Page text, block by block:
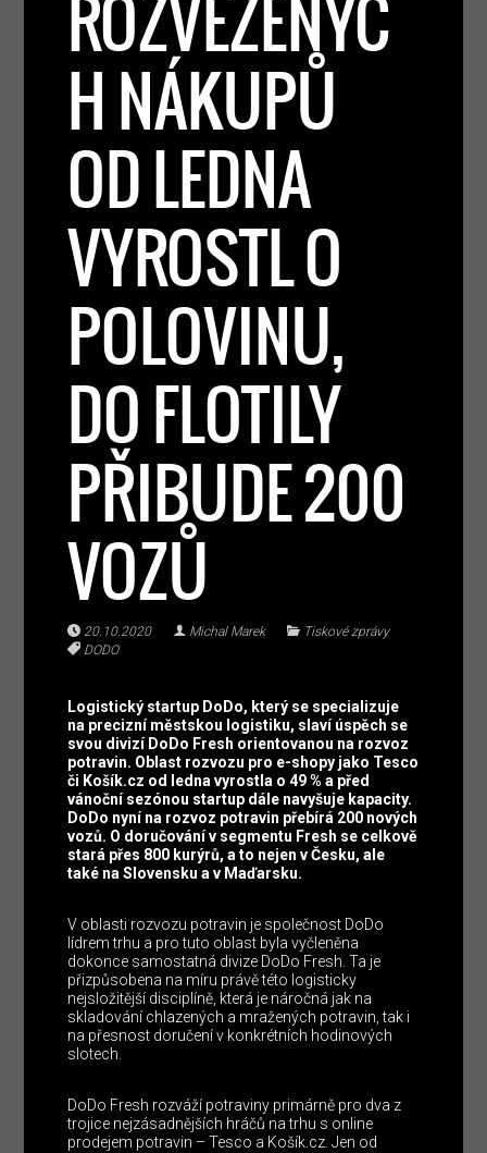
ROZVEZENÝC
H NÁKUPŮ
OD LEDNA
VYROSTL O
POLOVINU,
DO FLOTILY
PŘIBUDE 200
VOZŮ
20.10.2020 Michal Marek
Tiskové zprávy
DODO
Logistický startup DoDo, který se specializuje
na precizní městskou logistiku, slaví úspěch se
svou divizí DoDo Fresh orientovanou na rozvoz
potravin. Oblast rozvozu pro e-shopy jako Tesco
či Košík.cz od ledna vyrostla o 49 % a před
vánoční sezónou startup dále navyšuje kapacity.
DoDo nyní na rozvoz potravin přebírá 200 nových
vozů. O doručování v segmentu Fresh se celkově
stará přes 800 kurýrů, a to nejen v Česku, ale
také na Slovensku a v Maďarsku.
V oblasti rozvozu potravin je společnost DoDo
lídrem trhu a pro tuto oblast byla vyčleněna
dokonce samostatná divize DoDo Fresh. Ta je
přizpůsobena na míru právě této logisticky
nejsložitější disciplíně, která je náročná jak na
skladování chlazených a mražených potravin, tak i
na přesnost doručení v konkrétních hodinových
slotech.
DoDo Fresh rozváží potraviny primárně pro dva z
trojice nejzásadnějších hráčů na trhu s online
prodejem potravin – Tesco a Košík.cz. Jen od